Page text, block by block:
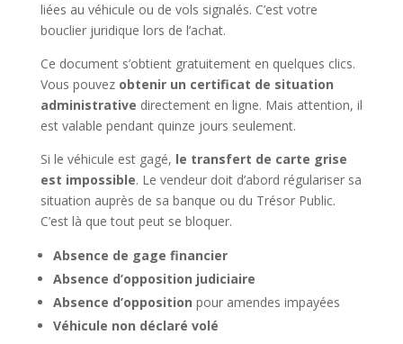
liées au véhicule ou de vols signalés. C’est votre
bouclier juridique lors de l’achat.
Ce document s’obtient gratuitement en quelques clics.
Vous pouvez obtenir un certificat de situation
administrative directement en ligne. Mais attention, il
est valable pendant quinze jours seulement.
Si le véhicule est gagé, le transfert de carte grise
est impossible. Le vendeur doit d’abord régulariser sa
situation auprès de sa banque ou du Trésor Public.
C’est là que tout peut se bloquer.
Absence de gage financier
Absence d’opposition judiciaire
Absence d’opposition pour amendes impayées
Véhicule non déclaré volé